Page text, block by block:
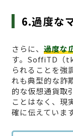
6.過度な
さらに、 過度な
す。SoffiTD（
られることを強
れも典型的な詐
的な仮想通貨取
ことはなく、現
確に伝えています